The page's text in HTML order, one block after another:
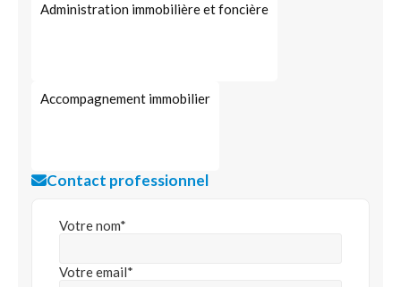
Administration immobilière et foncière
Accompagnement immobilier
Contact professionnel
Votre nom*
Votre email*